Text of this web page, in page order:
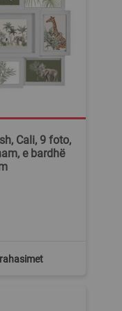
Cali, 9 foto,
e bardhë